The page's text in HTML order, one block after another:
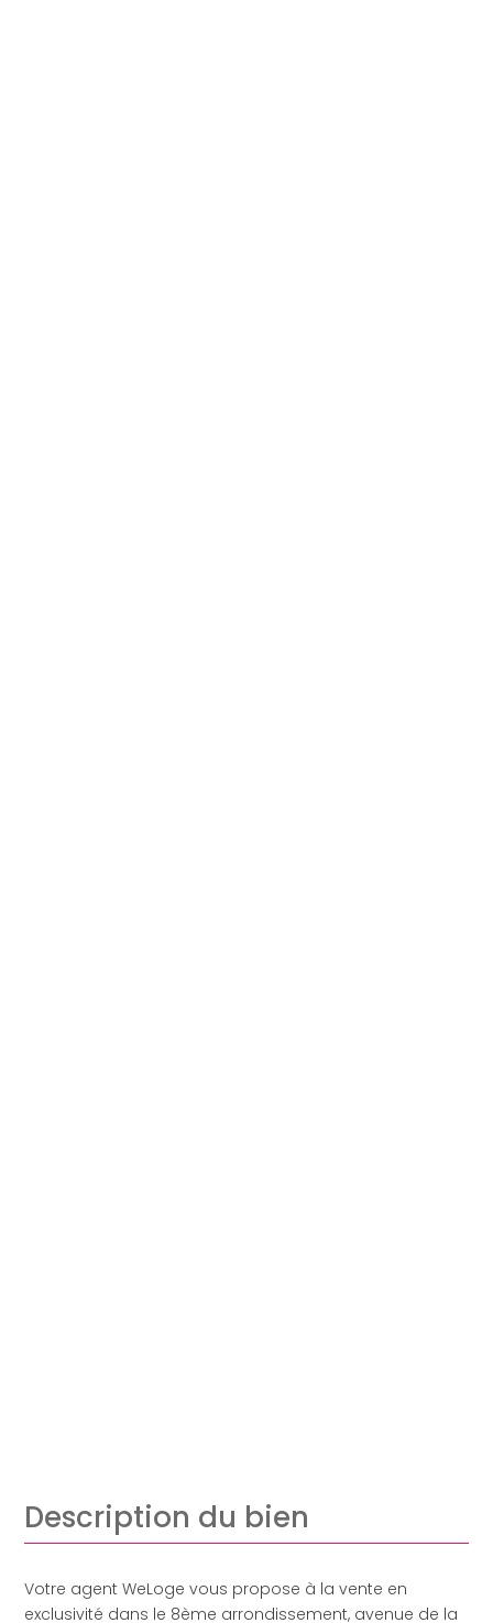
Description du bien
Votre agent WeLoge vous propose à la vente en
exclusivité dans le 8ème arrondissement, avenue de la